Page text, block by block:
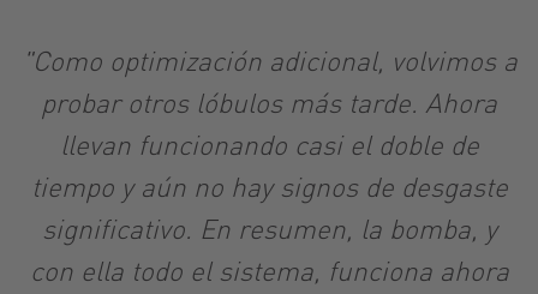
"Como optimización adicional, volvimos a
probar otros lóbulos más tarde. Ahora
llevan funcionando casi el doble de
tiempo y aún no hay signos de desgaste
significativo. En resumen, la bomba, y
con ella todo el sistema, funciona ahora